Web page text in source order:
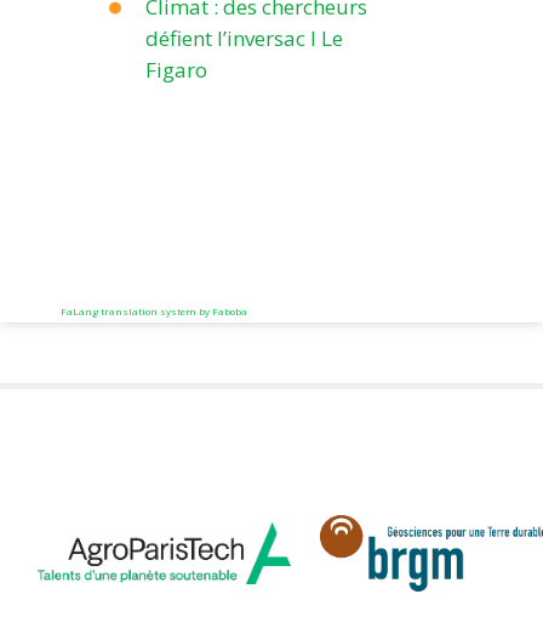
Climat : des chercheurs
défient l’inversac I Le
Figaro
FaLang translation system by Faboba